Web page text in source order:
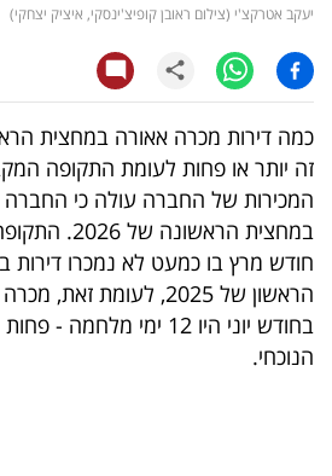
עסקי
ספורט
קריירה
ולימודים
מינויים
רייטינג
יעקב אטרקצ'י (צילום ראובן קופיצ'ינסקי, איציק יצחקי)
זה יותר או פחות לעומת התקופה
במחצית
חודש מרץ בו כמעט לא נמכרו
בחודש יוני היו 12 ימי
הנוכחי.